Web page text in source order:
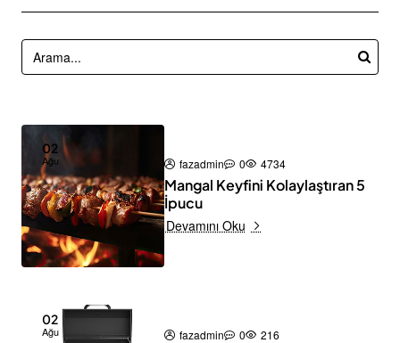
02
Ağu fazadmin 0 4734
Mangal Keyfini Kolaylaştıran 5
İpucu
Devamını Oku
02
Ağu fazadmin 0 216